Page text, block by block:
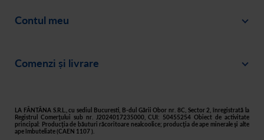
Despre noi
Recomandă un prieten
Filtre apă acasă
Contul meu
Creează-ți cont
Asistență
Comenzi și livrare
Livrare
Retur
LA FÂNTÂNA S.R.L., cu sediul Bucuresti, B-dul Gării Obor nr. 8C, Sector 2, înregistrată la
Registrul Comerţului sub nr. J2024017235000, CUI: 50455254 Obiect de activitate
principal: Producţia de băuturi răcoritoare nealcoolice; producţia de ape minerale şi alte
ape îmbuteliate (CAEN 1107 ).